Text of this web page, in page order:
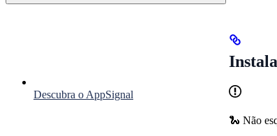
Descubra o AppSignal
🐍 Não